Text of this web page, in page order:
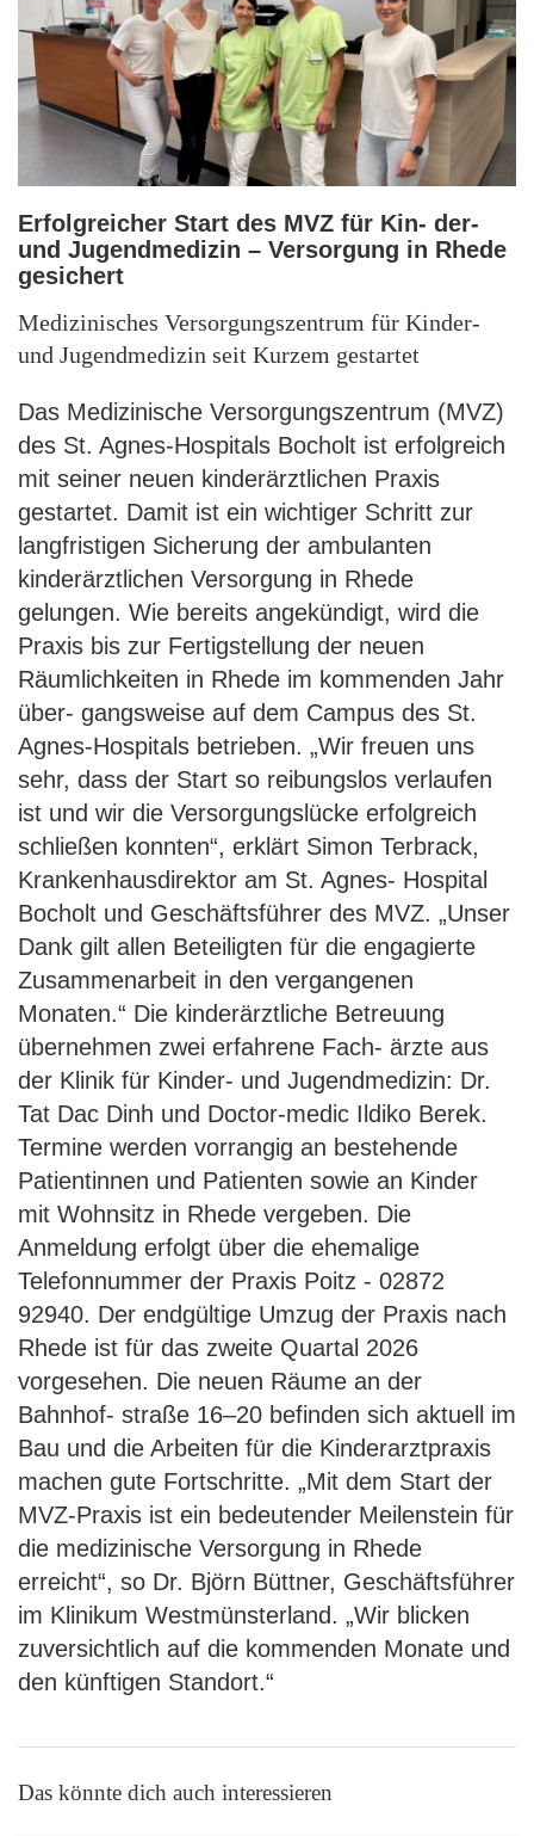
Erfolgreicher Start des MVZ für Kin- der-
und Jugendmedizin – Versorgung in Rhede
gesichert
Medizinisches Versorgungszentrum für Kinder-
und Jugendmedizin seit Kurzem gestartet
Das Medizinische Versorgungszentrum (MVZ)
des St. Agnes-Hospitals Bocholt ist erfolgreich
mit seiner neuen kinderärztlichen Praxis
gestartet. Damit ist ein wichtiger Schritt zur
langfristigen Sicherung der ambulanten
kinderärztlichen Versorgung in Rhede
gelungen. Wie bereits angekündigt, wird die
Praxis bis zur Fertigstellung der neuen
Räumlichkeiten in Rhede im kommenden Jahr
über- gangsweise auf dem Campus des St.
Agnes-Hospitals betrieben. „Wir freuen uns
sehr, dass der Start so reibungslos verlaufen
ist und wir die Versorgungslücke erfolgreich
schließen konnten“, erklärt Simon Terbrack,
Krankenhausdirektor am St. Agnes- Hospital
Bocholt und Geschäftsführer des MVZ. „Unser
Dank gilt allen Beteiligten für die engagierte
Zusammenarbeit in den vergangenen
Monaten.“ Die kinderärztliche Betreuung
übernehmen zwei erfahrene Fach- ärzte aus
der Klinik für Kinder- und Jugendmedizin: Dr.
Tat Dac Dinh und Doctor-medic Ildiko Berek.
Termine werden vorrangig an bestehende
Patientinnen und Patienten sowie an Kinder
mit Wohnsitz in Rhede vergeben. Die
Anmeldung erfolgt über die ehemalige
Telefonnummer der Praxis Poitz - 02872
92940. Der endgültige Umzug der Praxis nach
Rhede ist für das zweite Quartal 2026
vorgesehen. Die neuen Räume an der
Bahnhof- straße 16–20 befinden sich aktuell im
Bau und die Arbeiten für die Kinderarztpraxis
machen gute Fortschritte. „Mit dem Start der
MVZ-Praxis ist ein bedeutender Meilenstein für
die medizinische Versorgung in Rhede
erreicht“, so Dr. Björn Büttner, Geschäftsführer
im Klinikum Westmünsterland. „Wir blicken
zuversichtlich auf die kommenden Monate und
den künftigen Standort.“
Das könnte dich auch interessieren